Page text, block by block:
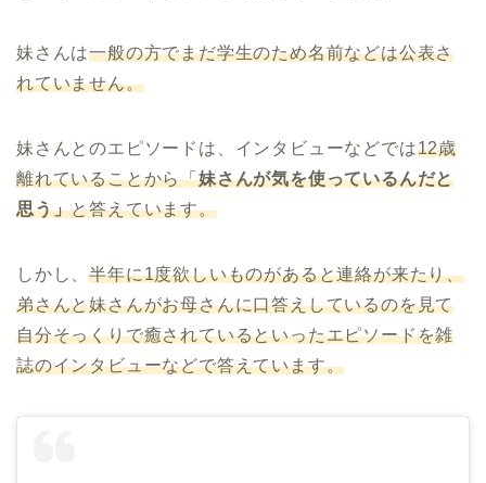
妹さんは一般の方でまだ学生のため名前などは公表さ
れていません。
妹さんとのエピソードは、インタビューなどでは12歳
離れていることから「妹さんが気を使っているんだと
思う」と答えています。
しかし、半年に1度欲しいものがあると連絡が来たり、
弟さんと妹さんがお母さんに口答えしているのを見て
自分そっくりで癒されているといったエピソードを雑
誌のインタビューなどで答えています。